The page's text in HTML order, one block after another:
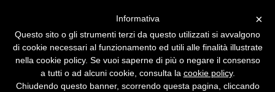
×
Informativa
Questo sito o gli strumenti terzi da questo utilizzati si avvalgono
di cookie necessari al funzionamento ed utili alle finalità illustrate
nella cookie policy. Se vuoi saperne di più o negare il consenso
a tutti o ad alcuni cookie, consulta la cookie policy.
Chiudendo questo banner, scorrendo questa pagina, cliccando